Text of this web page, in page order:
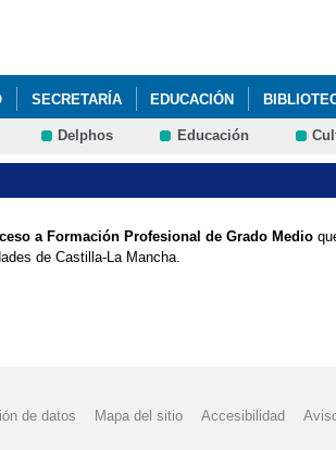
SECRETARÍA EDUCACIÓN
A FORMACIÓN PROFESIONAL DE GRADO
Delphos Educación
a Formación Profesional de Grado Medio
de Castilla-La Mancha.
de datos Mapa del sitio Accesibilidad